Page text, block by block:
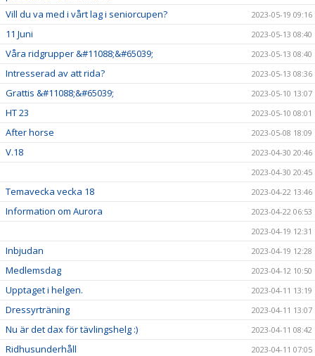
Vill du va med i vårt lag i seniorcupen? 2023-05-19 09:16
11 Juni 2023-05-13 08:40
Våra ridgrupper &#11088;&#65039; 2023-05-13 08:40
Intresserad av att rida? 2023-05-13 08:36
Grattis &#11088;&#65039; 2023-05-10 13:07
HT 23 2023-05-10 08:01
After horse 2023-05-08 18:09
V.18
2023-04-30 20:46
2023-04-30 20:45
Temavecka vecka 18 2023-04-22 13:46
Information om Aurora
2023-04-22 06:53
2023-04-19 12:31
Inbjudan 2023-04-19 12:28
Medlemsdag 2023-04-12 10:50
Upptaget i helgen. 2023-04-11 13:19
Dressyrträning 2023-04-11 13:07
Nu är det dax för tävlingshelg :) 2023-04-11 08:42
Ridhusunderhåll 2023-04-11 07:05